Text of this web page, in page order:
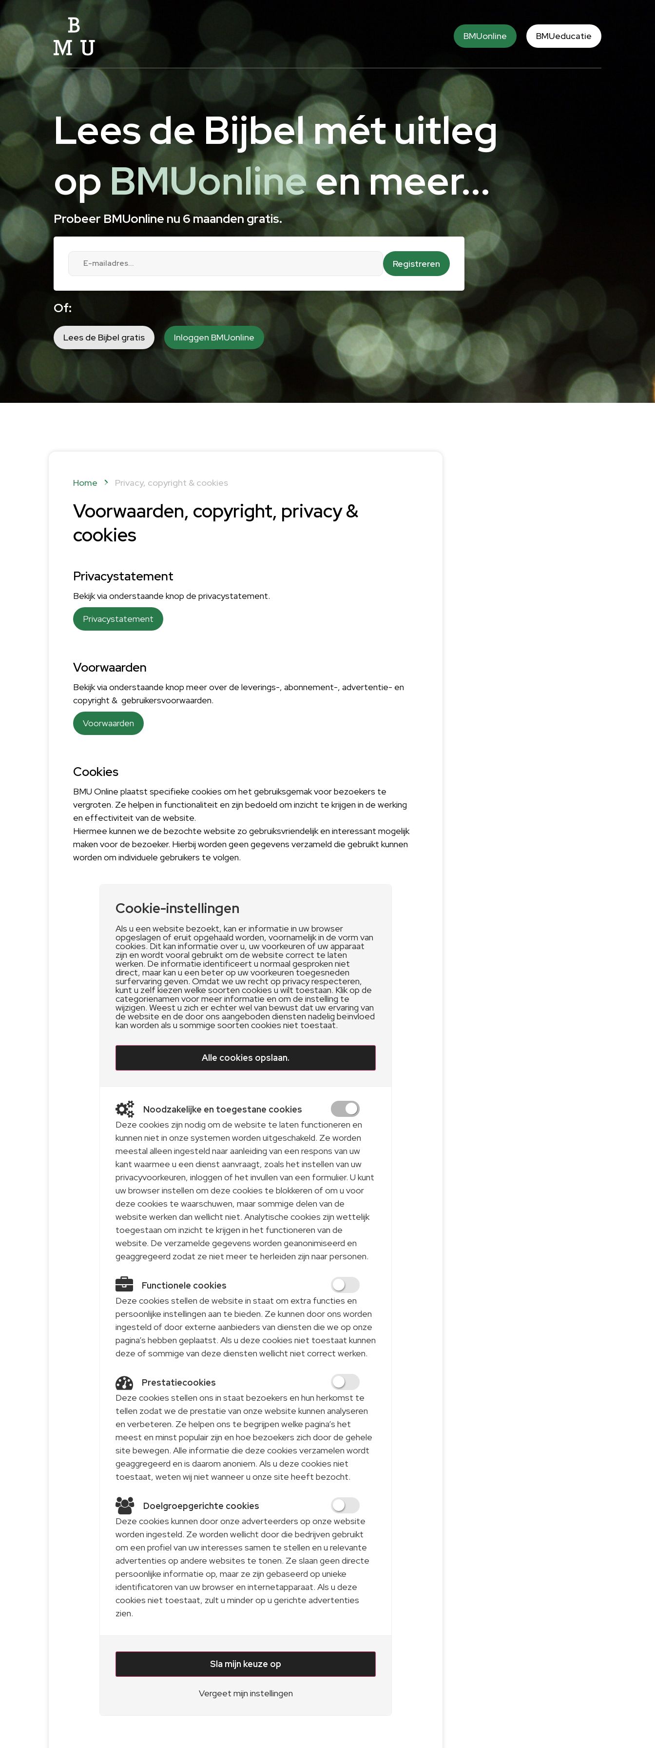
BMUonline BMUeducatie
Lees de Bijbel mét uitleg
opBMUonlineen meer...
Probeer BMUonline nu 6 maanden gratis.
Of:
Lees de Bijbel gratis Inloggen BMUonline
Home Privacy, copyright & cookies
Voorwaarden, copyright, privacy &
cookies
Privacystatement
Bekijk via onderstaande knop de privacystatement.
Privacystatement
Voorwaarden
Bekijk via onderstaande knop meer over de leverings-, abonnement-, advertentie- en
copyright & gebruikersvoorwaarden.
Voorwaarden
Cookies
BMU Online plaatst specifieke cookies om het gebruiksgemak voor bezoekers te
vergroten. Ze helpen in functionaliteit en zijn bedoeld om inzicht te krijgen in de werking
en effectiviteit van de website.
Hiermee kunnen we de bezochte website zo gebruiksvriendelijk en interessant mogelijk
maken voor de bezoeker. Hierbij worden geen gegevens verzameld die gebruikt kunnen
worden om individuele gebruikers te volgen.
Cookie-instellingen
Als u een website bezoekt, kan er informatie in uw browser
opgeslagen of eruit opgehaald worden, voornamelijk in de vorm van
cookies. Dit kan informatie over u, uw voorkeuren of uw apparaat
zijn en wordt vooral gebruikt om de website correct te laten
werken. De informatie identificeert u normaal gesproken niet
direct, maar kan u een beter op uw voorkeuren toegesneden
surfervaring geven. Omdat we uw recht op privacy respecteren,
kunt u zelf kiezen welke soorten cookies u wilt toestaan. Klik op de
categorienamen voor meer informatie en om de instelling te
wijzigen. Weest u zich er echter wel van bewust dat uw ervaring van
de website en de door ons aangeboden diensten nadelig beïnvloed
kan worden als u sommige soorten cookies niet toestaat.
Alle cookies opslaan.
Noodzakelijke en toegestane cookies
Deze cookies zijn nodig om de website te laten functioneren en
kunnen niet in onze systemen worden uitgeschakeld. Ze worden
meestal alleen ingesteld naar aanleiding van een respons van uw
kant waarmee u een dienst aanvraagt, zoals het instellen van uw
privacyvoorkeuren, inloggen of het invullen van een formulier. U kunt
uw browser instellen om deze cookies te blokkeren of om u voor
deze cookies te waarschuwen, maar sommige delen van de
website werken dan wellicht niet. Analytische cookies zijn wettelijk
toegestaan om inzicht te krijgen in het functioneren van de
website. De verzamelde gegevens worden geanonimiseerd en
geaggregeerd zodat ze niet meer te herleiden zijn naar personen.
Functionele cookies
Deze cookies stellen de website in staat om extra functies en
persoonlijke instellingen aan te bieden. Ze kunnen door ons worden
ingesteld of door externe aanbieders van diensten die we op onze
pagina’s hebben geplaatst. Als u deze cookies niet toestaat kunnen
deze of sommige van deze diensten wellicht niet correct werken.
Prestatiecookies
Deze cookies stellen ons in staat bezoekers en hun herkomst te
tellen zodat we de prestatie van onze website kunnen analyseren
en verbeteren. Ze helpen ons te begrijpen welke pagina’s het
meest en minst populair zijn en hoe bezoekers zich door de gehele
site bewegen. Alle informatie die deze cookies verzamelen wordt
geaggregeerd en is daarom anoniem. Als u deze cookies niet
toestaat, weten wij niet wanneer u onze site heeft bezocht.
Doelgroepgerichte cookies
Deze cookies kunnen door onze adverteerders op onze website
worden ingesteld. Ze worden wellicht door die bedrijven gebruikt
om een profiel van uw interesses samen te stellen en u relevante
advertenties op andere websites te tonen. Ze slaan geen directe
persoonlijke informatie op, maar ze zijn gebaseerd op unieke
identificatoren van uw browser en internetapparaat. Als u deze
cookies niet toestaat, zult u minder op u gerichte advertenties
zien.
Sla mijn keuze op
Vergeet mijn instellingen